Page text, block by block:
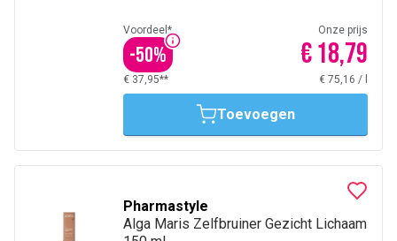
Voordeel*
-50%
Onze prijs
€ 18,79
€ 37,95** € 75,16 /
Toevoegen
Pharmastyle
Alga Maris Zelfbruiner Gezicht Lichaam